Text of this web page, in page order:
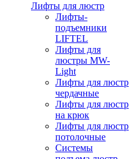
Лифты для люстр
Лифты-
подъемники
LIFTEL
Лифты для
люстры MW-
Light
Лифты для люстр
чердачные
Лифты для люстр
на крюк
Лифты для люстр
потолочные
Системы